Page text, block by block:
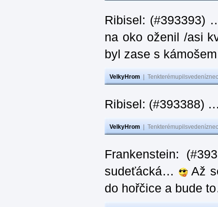
Ribisel: (#393393)
na oko oženil /asi
byl zase s
VelkyHrom
Ribisel: (#393388)
VelkyHrom
Frankenstein:
sudeťácká…
Až
do hořčice a bude